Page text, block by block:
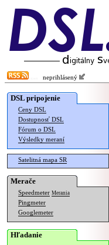
neprihlásený
DSL pripojenie
Ceny DSL
Dostupnosť DSL
Fórum o DSL
Výsledky meraní
Satelitná mapa SR
Merače
Speedmeter Merania
Pingmeter
Googlemeter
Hľadanie